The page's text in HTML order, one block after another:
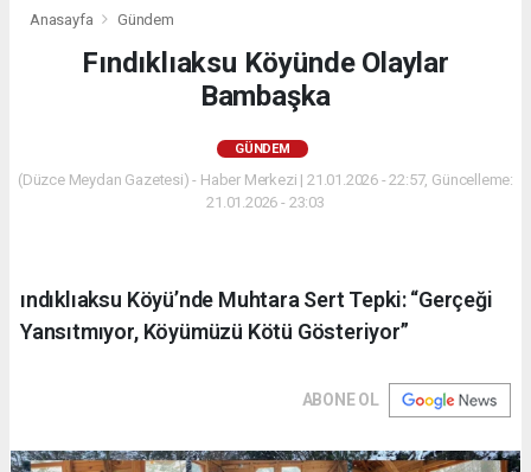
Anasayfa Gündem
Fındıklıaksu Köyünde Olaylar
Bambaşka
GÜNDEM
(Düzce Meydan Gazetesi) - Haber Merkezi | 21.01.2026 - 22:57, Güncelleme:
21.01.2026 - 23:03
ındıklıaksu Köyü’nde Muhtara Sert Tepki: “Gerçeği
Yansıtmıyor, Köyümüzü Kötü Gösteriyor”
ABONE OL